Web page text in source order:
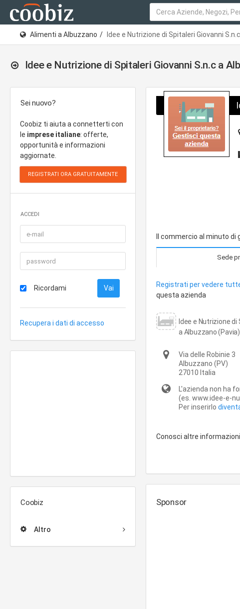
Alimenti a Albuzzano Idee e Nutrizione di Spitaleri Giovanni S.n.c
Idee e Nutrizione di Spitaleri Giovanni S.n.c a
Sei nuovo?
Coobiz ti aiuta a connetterti con
le imprese italiane: offerte,
opportunità e informazioni
aggiornate.
ACCEDI
Ricordami
Recupera i dati di accesso
Coobiz
Altro
Il commercio al minuto
Sede
Registrati per vedere
questa azienda
Idee e Nutrizione di
a Albuzzano (Pavia)
Via delle Robinie 3
Albuzzano (PV)
27010 Italia
L'azienda non ha
(es. www.idee-e-
Per inserirlo
Conosci altre
Sponsor